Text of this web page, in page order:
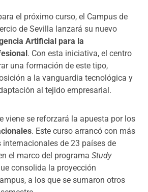
el próximo curso, el Campus de
de Sevilla lanzará su nuevo
Artificial para la
. Con esta iniciativa, el centro
una formación de este tipo,
a la vanguardia tecnológica y
al tejido empresarial.
viene se reforzará la apuesta por los
. Este curso arrancó con más
de 23 países de
el marco del programa Study
consolida la proyección
a los que se sumaron otros